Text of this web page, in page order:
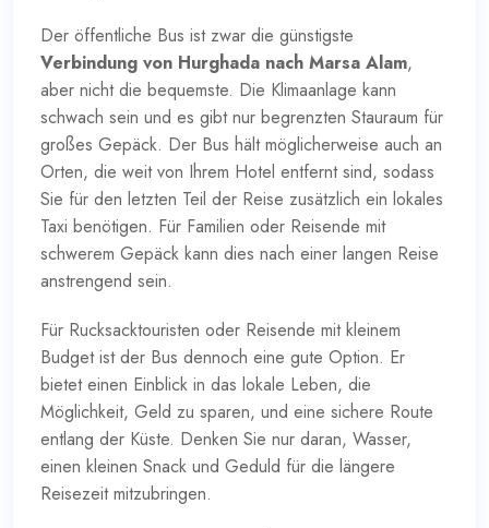
Der öffentliche Bus ist zwar die günstigste
Verbindung von Hurghada nach Marsa Alam,
aber nicht die bequemste. Die Klimaanlage kann
schwach sein und es gibt nur begrenzten Stauraum für
großes Gepäck. Der Bus hält möglicherweise auch an
Orten, die weit von Ihrem Hotel entfernt sind, sodass
Sie für den letzten Teil der Reise zusätzlich ein lokales
Taxi benötigen. Für Familien oder Reisende mit
schwerem Gepäck kann dies nach einer langen Reise
anstrengend sein.
Für Rucksacktouristen oder Reisende mit kleinem
Budget ist der Bus dennoch eine gute Option. Er
bietet einen Einblick in das lokale Leben, die
Möglichkeit, Geld zu sparen, und eine sichere Route
entlang der Küste. Denken Sie nur daran, Wasser,
einen kleinen Snack und Geduld für die längere
Reisezeit mitzubringen.